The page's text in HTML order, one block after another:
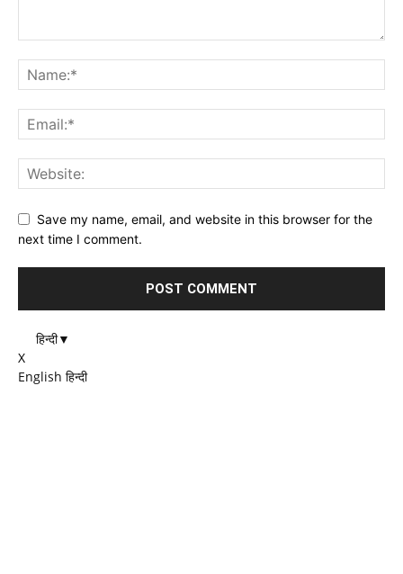
Save my name, email, and website in this browser for the
next time I comment.
हिन्दी▼
X
English हिन्दी